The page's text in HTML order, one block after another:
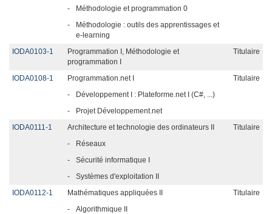
-
Méthodologie et programmation 0
-
Méthodologie : outils des apprentissages et
e-learning
IODA0103-1
Programmation I, Méthodologie et
programmation I
Titulaire
IODA0108-1 Programmation.net I
Titulaire
-
Développement I : Plateforme.net I (C#, ...)
-
Projet Développement.net
IODA0111-1
Architecture et technologie des ordinateurs II
Titulaire
-
Réseaux
-
Sécurité informatique I
-
Systèmes d'exploitation II
IODA0112-1
Mathématiques appliquées II
Titulaire
-
Algorithmique II